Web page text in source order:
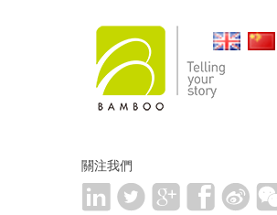
關注我們